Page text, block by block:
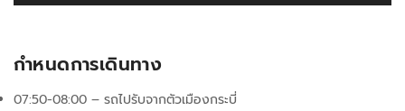
กำหนดการเดินทาง
07:50-08:00 – รถไปรับจากตัวเมืองกระบี่